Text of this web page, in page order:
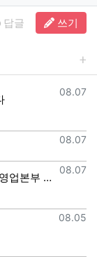
답글 쓰기
등록일
08.07
등록일
08.07
등록일
08.07
"서울 수도권 현장"을 같이 할 TM 단독 단일 영업본부 팀 선착순 모집
등록일
08.05